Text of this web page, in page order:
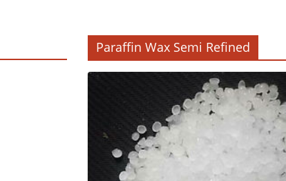
Paraffin Wax Semi Refined